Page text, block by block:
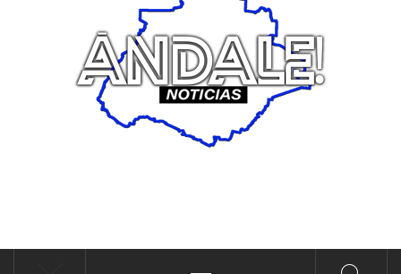
ÁNDALE NOTICIAS
Noticias